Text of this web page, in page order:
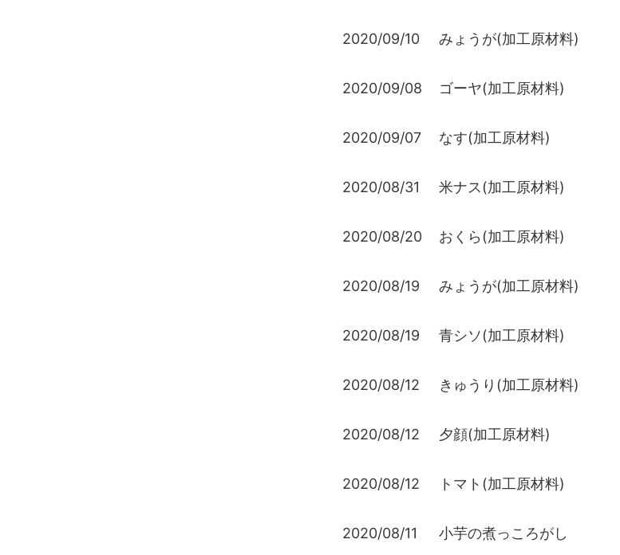
2020/09/10 みょうが(加工原材料)
2020/09/08 ゴーヤ(加工原材料)
2020/09/07 なす(加工原材料)
2020/08/31 米ナス(加工原材料)
2020/08/20 おくら(加工原材料)
2020/08/19 みょうが(加工原材料)
2020/08/19 青シソ(加工原材料)
2020/08/12 きゅうり(加工原材料)
2020/08/12 夕顔(加工原材料)
2020/08/12 トマト(加工原材料)
2020/08/11 小芋の煮っころがし